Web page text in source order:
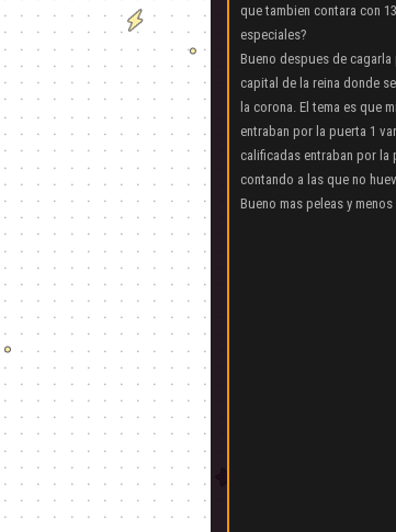
que tambien contara con
especiales?
Bueno despues de
capital de la reina donde
la corona. El tema es que
entraban por la puerta 1
calificadas entraban por la
contando a las que no
Bueno mas peleas y